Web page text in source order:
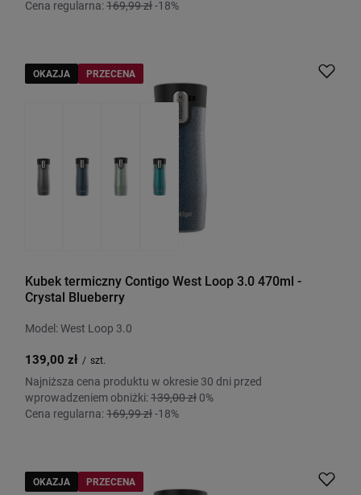
Cena regularna:169,99 zł-18%
OKAZJA PRZECENA
Kubek termiczny Contigo West Loop 3.0 470ml -
Crystal Blueberry
Model: West Loop 3.0
139,00 zł / szt.
Najniższa cena produktu w okresie 30 dni przed
wprowadzeniem obniżki:139,00 zł 0%
Cena regularna:169,99 zł-18%
OKAZJA PRZECENA